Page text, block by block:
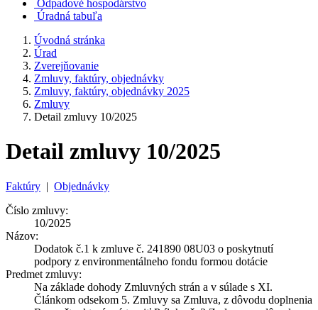
Odpadové hospodárstvo
Úradná tabuľa
Úvodná stránka
Úrad
Zverejňovanie
Zmluvy, faktúry, objednávky
Zmluvy, faktúry, objednávky 2025
Zmluvy
Detail zmluvy 10/2025
Detail zmluvy 10/2025
Faktúry | Objednávky
Číslo zmluvy:
10/2025
Názov:
Dodatok č.1 k zmluve č. 241890 08U03 o poskytnutí
podpory z environmentálneho fondu formou dotácie
Predmet zmluvy:
Na základe dohody Zmluvných strán a v súlade s XI.
Článkom odsekom 5. Zmluvy sa Zmluva, z dôvodu doplnenia